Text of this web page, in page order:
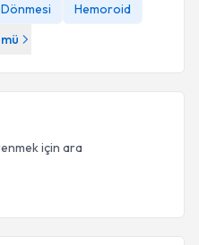
Dönmesi
Hemoroid
için ara